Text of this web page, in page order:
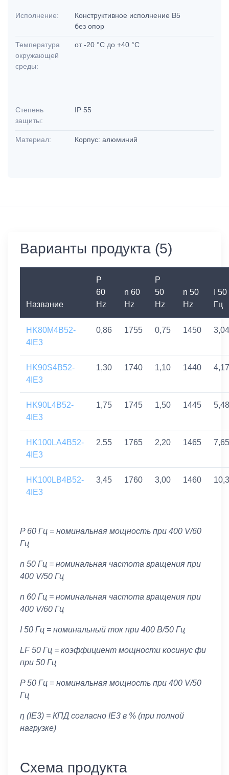
Исполнение:
Конструктивное исполнение B5
без опор
Температура
окружающей
среды:
от -20 °C до +40 °C
Степень
защиты:
IP 55
Материал: Корпус: алюминий
Варианты продукта (5)
Название
P
60
Hz
n 60
Hz
P
50
Hz
n 50
Hz
I 50
Гц
HK80M4B52-
4IE3
0,86 1755 0,75 1450 3,04
HK90S4B52-
4IE3
1,30 1740 1,10 1440 4,17
HK90L4B52-
4IE3
1,75 1745 1,50 1445 5,48
HK100LA4B52-
4IE3
2,55 1765 2,20 1465 7,65
HK100LB4B52-
4IE3
3,45 1760 3,00 1460
P 60 Гц = номинальная мощность при 400 V/60
Гц
n 50 Гц = номинальная частота вращения при
400 V/50 Гц
n 60 Гц = номинальная частота вращения при
400 V/60 Гц
I 50 Гц = номинальный ток при 400 В/50 Гц
LF 50 Гц = коэффициент мощности косинус фи
при 50 Гц
P 50 Гц = номинальная мощность при 400 V/50
Гц
η (IE3) = КПД согласно IE3 в % (при полной
нагрузке)
Схема продукта